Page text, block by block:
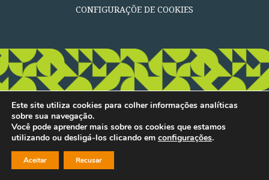
CONFIGURAÇÕE DE COOKIES
Este site utiliza cookies para colher informações analíticas
sobre sua navegação.
Você pode aprender mais sobre os cookies que estamos
utilizando ou desligá-los clicando em configurações.
Aceitar Recusar